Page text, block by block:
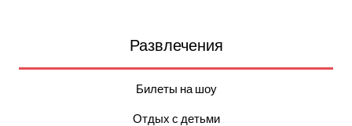
Развлечения
Билеты на шоу
Отдых с детьми